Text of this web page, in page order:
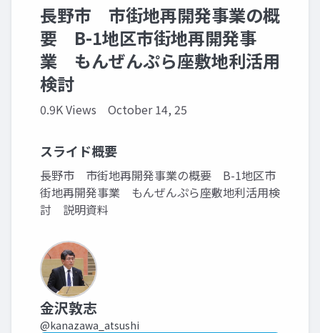
長野市 市街地再開発事業の概
要 B-1地区市街地再開発事
業 もんぜんぷら座敷地利活用
検討
0.9K Views October 14, 25
スライド概要
長野市 市街地再開発事業の概要 B-1地区市
街地再開発事業 もんぜんぷら座敷地利活用検
討 説明資料
金沢敦志
@kanazawa_atsushi